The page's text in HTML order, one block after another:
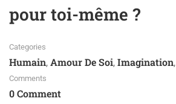
pour toi-même ?
Categories
Humain, Amour De Soi, Imagination,
Comments
0 Comment